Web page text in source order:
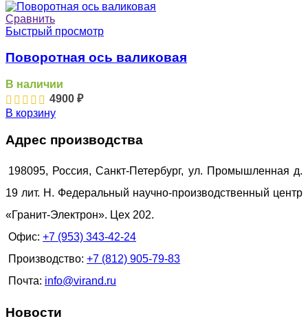
Сравнить
Быстрый просмотр
Поворотная ось валиковая
В наличии
4900 ₽
В корзину
Адрес производства
198095, Россия, Санкт-Петербург, ул. Промышленная д.
19 лит. Н. Федеральный научно-производственный центр
«Гранит-Электрон». Цех 202.
Офис: +7 (953) 343-42-24
Производство: +7 (812) 905-79-83
Почта: info@virand.ru
Новости